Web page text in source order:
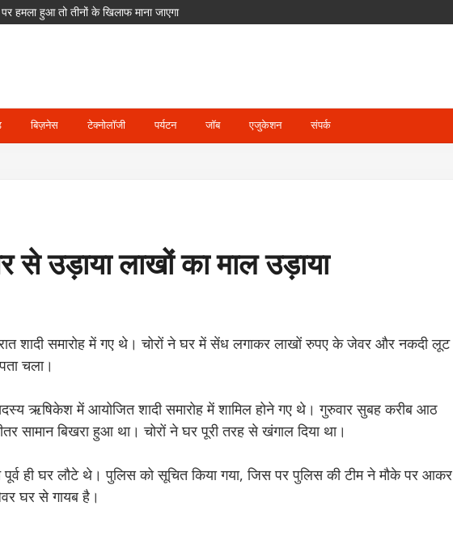
आरोप; POCSO के तहत आरोपी गिरफ्तार
ETPL; दिग्गज खिलाड़ियों का भी साथ
जलमग्न, पिथौरागढ़ में अलर्ट
बिज़नेस टेक्नोलॉजी पर्यटन जॉब एजुकेशन संपर्क
से उड़ाया लाखों का माल उड़ाया
शादी समारोह में गए थे। चोरों ने घर में सेंध लगाकर लाखों रुपए के जेवर और नकदी लूट
चला।
ऋषिकेश में आयोजित शादी समारोह में शामिल होने गए थे। गुरुवार सुबह करीब आठ
बिखरा हुआ था। चोरों ने घर पूरी तरह से खंगाल दिया था।
ही घर लौटे थे। पुलिस को सूचित किया गया, जिस पर पुलिस की टीम ने मौके पर आकर
घर से गायब है।